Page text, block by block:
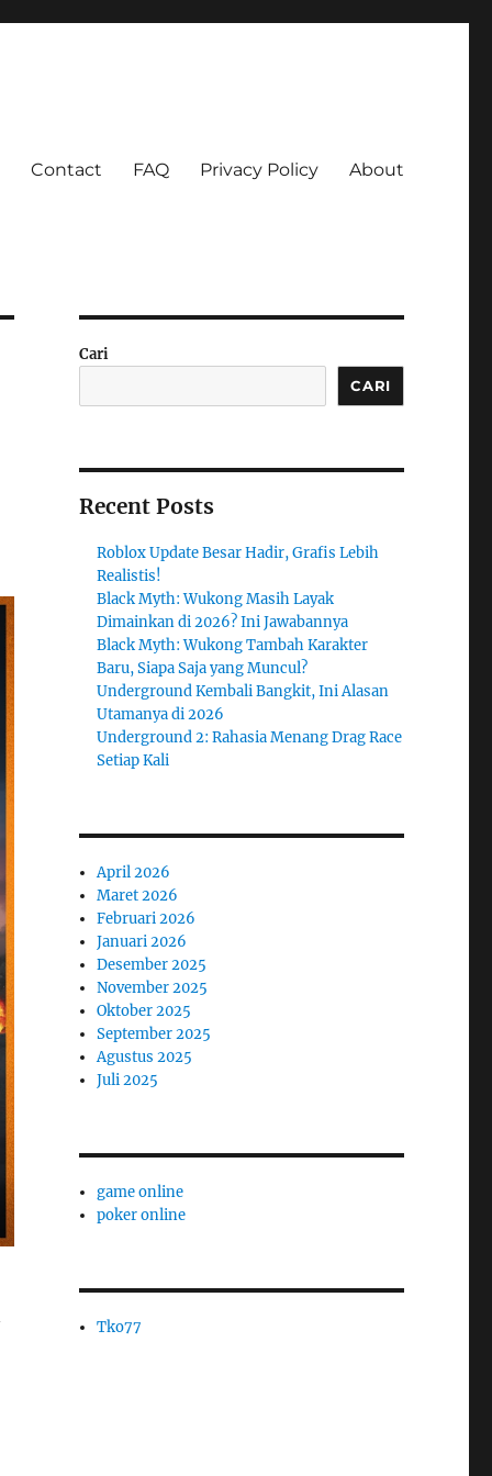
Contact FAQ Privacy Policy About
Cari
CARI
Recent Posts
Roblox Update Besar Hadir, Grafis Lebih
Realistis!
Black Myth: Wukong Masih Layak
Dimainkan di 2026? Ini Jawabannya
Black Myth: Wukong Tambah Karakter
Baru, Siapa Saja yang Muncul?
Underground Kembali Bangkit, Ini Alasan
Utamanya di 2026
Underground 2: Rahasia Menang Drag Race
Setiap Kali
April 2026
Maret 2026
Februari 2026
Januari 2026
Desember 2025
November 2025
Oktober 2025
September 2025
Agustus 2025
Juli 2025
game online
poker online
Tko77